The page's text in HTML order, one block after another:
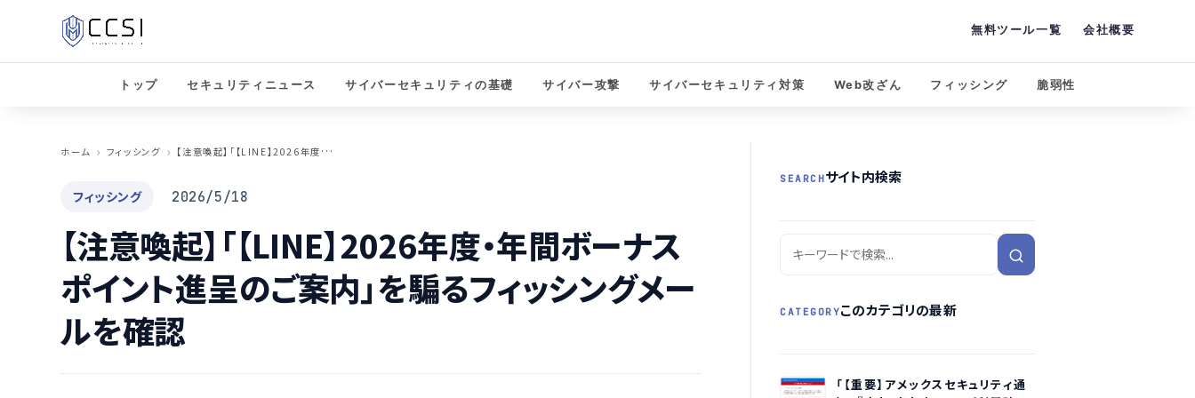
無料ツール一覧 会社概要
トップ セキュリティニュース サイバーセキュリティの基礎 サイバー攻撃 サイバーセキュリティ対策 Web改ざん フィッシング 脆弱性
ホーム
フィッシング 【
注意喚起】「【LINE】2026年度・年間ボーナスポイント進呈のご案内」を騙るフィッシングメールを確認
フィッシング 2026/5/18
【注意喚起】「【LINE】2026年度・年間ボーナス
ポイント進呈のご案内」を騙るフィッシングメー
ルを確認
SEARCHサイト内検索
CATEGORYこのカテゴリの最新
「【重要】アメックスセキュリティ通